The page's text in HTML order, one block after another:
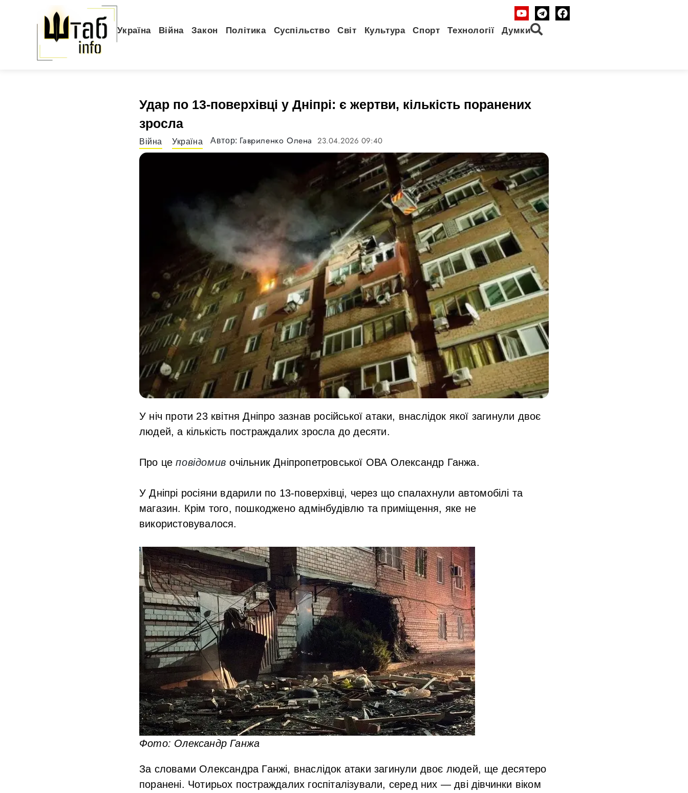
Україна Війна Закон Політика Суспільство Світ Культура Спорт Технології Думки
Удар по 13-поверхівці у Дніпрі: є жертви, кількість поранених
зросла
Війна Україна Автор: Гавриленко Олена 23.04.2026 09:40
У ніч проти 23 квітня Дніпро зазнав російської атаки, внаслідок якої загинули двоє
людей, а кількість постраждалих зросла до десяти.
Про цеповідомивочільник Дніпропетровської ОВА Олександр Ганжа.
У Дніпрі росіяни вдарили по 13-поверхівці, через що спалахнули автомобілі та
магазин. Крім того, пошкоджено адмінбудівлю та приміщення, яке не
використовувалося.
Фото: Олександр Ганжа
За словами Олександра Ганжі, внаслідок атаки загинули двоє людей, ще десятеро
поранені. Чотирьох постраждалих госпіталізували, серед них — дві дівчинки віком